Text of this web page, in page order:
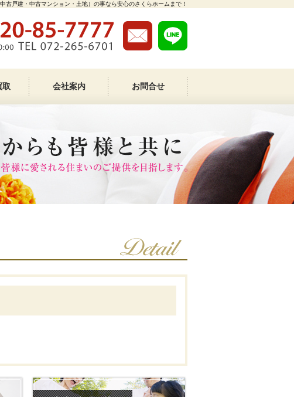
古戸建・中古マンション・土地）の事なら安心のさくらホームまで！
取 会社案内 お問合せ